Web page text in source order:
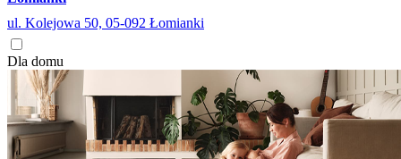
ul. Kolejowa 50, 05-092 Łomianki
Dla domu